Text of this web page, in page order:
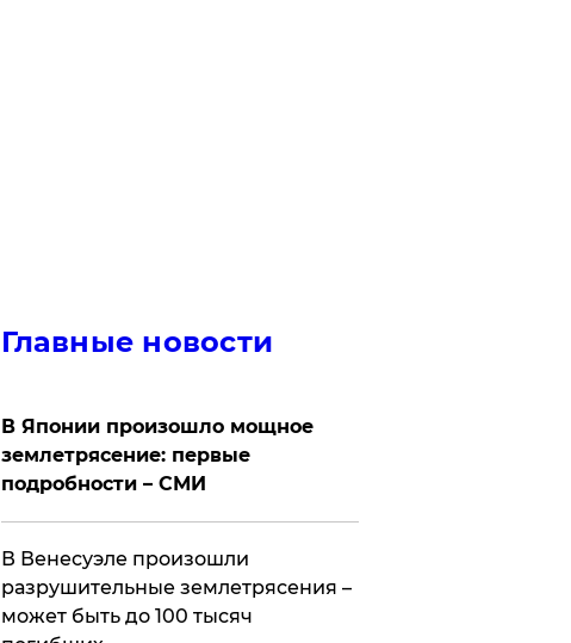
Главные новости
В Японии произошло мощное
землетрясение: первые
подробности – СМИ
В Венесуэле произошли
разрушительные землетрясения –
может быть до 100 тысяч